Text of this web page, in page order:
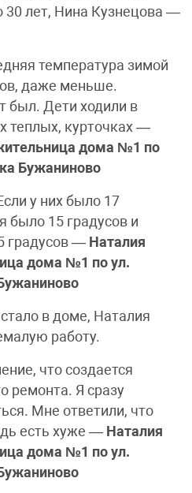
30 лет, Нина Кузнецова —
температура зимой
даже меньше.
был. Дети ходили в
теплых, курточках —
дома №1 по
Бужаниново
у них было 17
было 15 градусов и
градусов — Наталия
дома №1 по ул.
в доме, Наталия
работу.
что создается
ремонта. Я сразу
Мне ответили, что
есть хуже — Наталия
дома №1 по ул.